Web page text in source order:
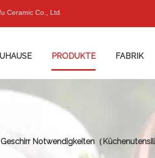
Ceramic Co., Ltd.
PRODUKTE FABRIK
Geschirr Notwendigkeiten（